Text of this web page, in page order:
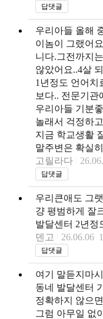
답댓글
우리아들 올해
이놈이 그랬어
니다.그전까지
않았어요..4살
1년정도 언어치
보다.. 전문기관
우리아들 기분
놀래서 걱정하
지금 학교생활
말주변은 확실
고릴라다
답댓글
우리큰애도 그
걍 평범하게 잘
발달센터 2년정
덴고
26.06.06
답댓글
여기 말듣지마
동네 발달센터
정확하지 않으
그럼 아무일 없